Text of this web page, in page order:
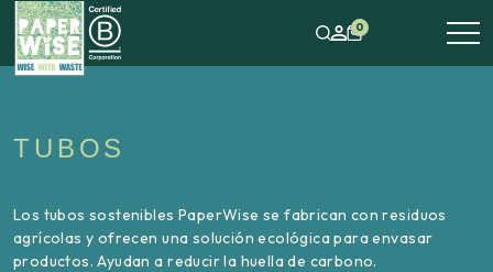
0
TUBOS
Los tubos sostenibles PaperWise se fabrican con residuos
agrícolas y ofrecen una solución ecológica para envasar
productos. Ayudan a reducir la huella de carbono.